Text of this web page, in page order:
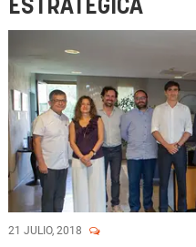
ESTRATÉGICA
21 JULIO, 2018